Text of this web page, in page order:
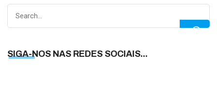
SIGA-NOS NAS REDES SOCIAIS...